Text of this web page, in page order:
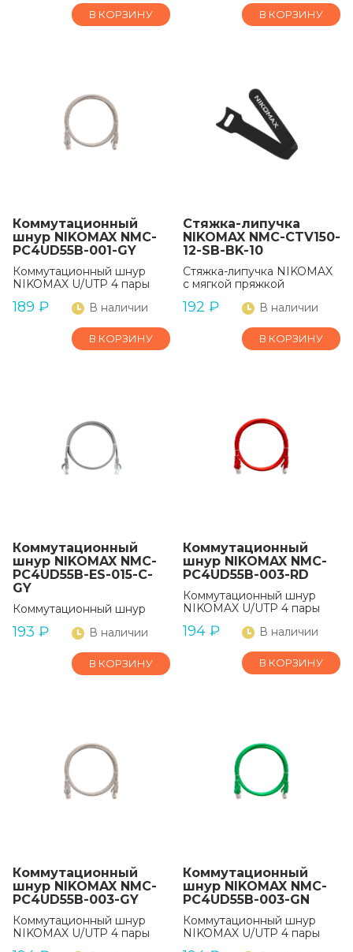
В КОРЗИНУ В КОРЗИНУ
Коммутационный
шнур NIKOMAX NMC-
PC4UD55B-001-GY
Коммутационный шнур
NIKOMAX U/UTP 4 пары
189 ₽ В наличии
В КОРЗИНУ
Стяжка-липучка
NIKOMAX NMC-CTV150-
12-SB-BK-10
Стяжка-липучка NIKOMAX
с мягкой пряжкой
192 ₽ В наличии
В КОРЗИНУ
Коммутационный
шнур NIKOMAX NMC-
PC4UD55B-ES-015-C-
GY
Коммутационный шнур
193 ₽ В наличии
В КОРЗИНУ
Коммутационный
шнур NIKOMAX NMC-
PC4UD55B-003-RD
Коммутационный шнур
NIKOMAX U/UTP 4 пары
194 ₽ В наличии
В КОРЗИНУ
Коммутационный
шнур NIKOMAX NMC-
PC4UD55B-003-GY
Коммутационный шнур
NIKOMAX U/UTP 4 пары
Коммутационный
шнур NIKOMAX NMC-
PC4UD55B-003-GN
Коммутационный шнур
NIKOMAX U/UTP 4 пары